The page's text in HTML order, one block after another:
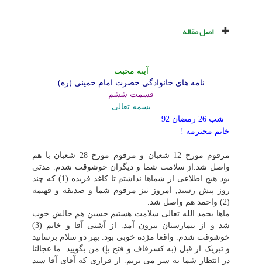
اصل مقاله
آینه محبت
نامه هاى خانوادگى حضرت امام خمینى (ره)
قسمت ششم
بسمه تعالى
شب 26 رمضان 92
خانم محترمه !
مرقوم مورخ 12 شعبان و مرقوم مورخ 28 شعبان با هم
واصل شد.از سلامت شما و دیگران خوشوقت شدم. مدتى
بود هیچ اطلاعى از شماها نداشتم تا کاغذ فریده (1) که چند
روز پیش رسید, امروز نیز مرقوم شما و صدیقه و فهیمه
(2) واحمد هم واصل شد.
ماها بحمد الله تعالى سلامت هستیم حسین هم حالش خوب
شد و از بیمارستان بیرون آمد. از آشتى آقا و خانم (3)
خوشوقت شدم. واقعا مژده خوبى بود. بهر دو سلام برسانید
و تبریک از قبل (به کسرقاف و فتح بإ) من بگویید. ما عجالتا
در انتظار شما به سر مى بریم. از قرارى که آقاى آقا سید